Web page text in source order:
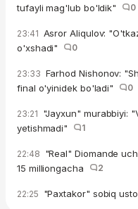
tufayli mag'lub bo'ldik"
0
23:41 Asror Aliqulov:
o'xshadi"
0
23:33 Farhod Nishonov:
final o'yinidek bo'ladi"
0
23:21 "Jayxun" murabbiyi:
yetishmadi"
1
22:48 "Real" Diomande
15 milliongacha
2
22:25 "Paxtakor" sobiq